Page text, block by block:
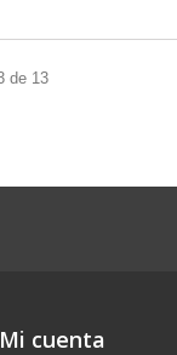
de 13
Mi cuenta